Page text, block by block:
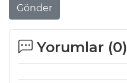
Gönder
Yorumlar (0)